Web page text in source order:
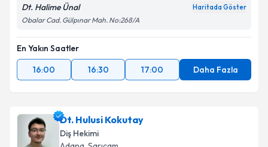
Dt. Halime Ünal Haritada Göster
Obalar Cad. Gülpınar Mah. No:268/A
En Yakın Saatler
16:00
16:30 17:00 Daha Fazla
Dt. Hulusi Kokutay
Diş Hekimi